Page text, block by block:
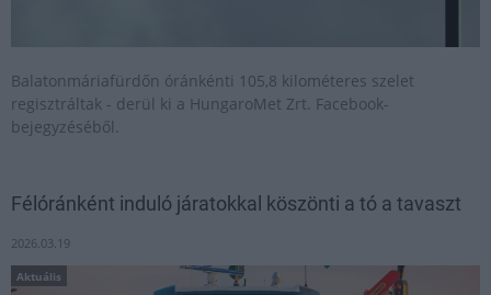
Balatonmáriafürdőn óránkénti 105,8 kilométeres szelet
regisztráltak - derül ki a HungaroMet Zrt. Facebook-
bejegyzéséből.
Félóránként induló járatokkal köszönti a tó a tavaszt
2026.03.19
Aktuális